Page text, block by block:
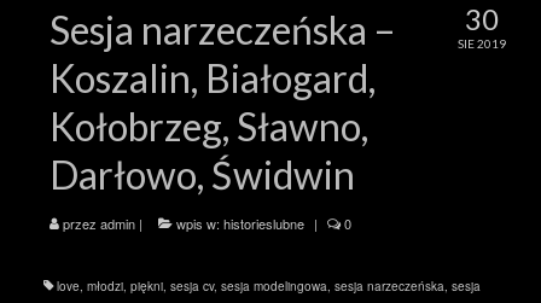
30
SIE 2019
Sesja narzeczeńska –
Koszalin, Białogard,
Kołobrzeg, Sławno,
Darłowo, Świdwin
przez admin | wpis w: historieslubne | 0
love, młodzi, piękni, sesja cv, sesja modelingowa, sesja narzeczeńska, sesja